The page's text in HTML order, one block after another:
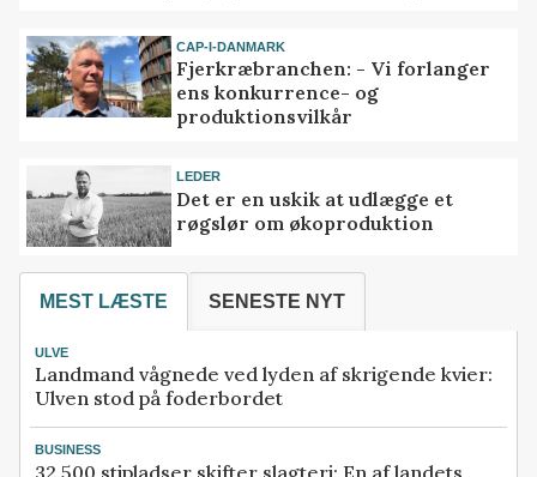
CAP-I-DANMARK
Fjerkræbranchen: - Vi forlanger
ens konkurrence- og
produktionsvilkår
LEDER
Det er en uskik at udlægge et
røgslør om økoproduktion
MEST LÆSTE SENESTE NYT
ULVE
Landmand vågnede ved lyden af skrigende kvier:
Ulven stod på foderbordet
BUSINESS
32.500 stipladser skifter slagteri: En af landets